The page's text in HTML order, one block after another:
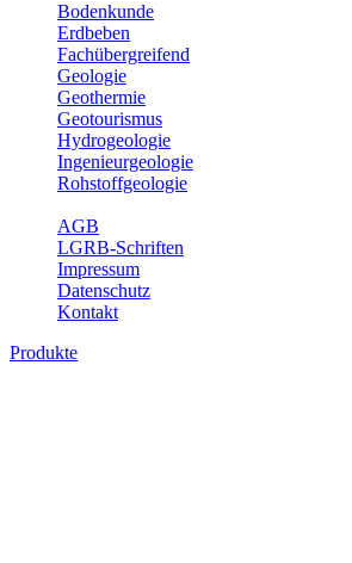
Bodenkunde
Erdbeben
Fachübergreifend
Geologie
Geothermie
Geotourismus
Hydrogeologie
Ingenieurgeologie
Rohstoffgeologie
AGB
LGRB-Schriften
Impressum
Datenschutz
Kontakt
Produkte